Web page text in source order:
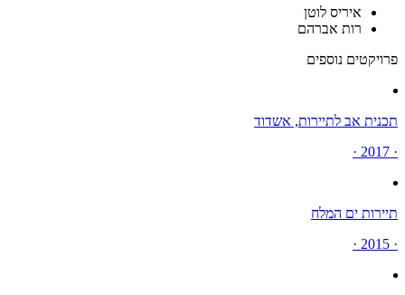
איריס לוטן
רות אברהם
פרויקטים נוספים
תכנית אב לתיירות, אשדוד
· 2017 ·
תיירות ים המלח
· 2015 ·